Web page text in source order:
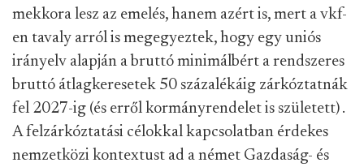
mekkora lesz az emelés, hanem azért is, mert a vkf-
en tavaly arról is megegyeztek, hogy egy uniós
irányelv alapján a bruttó minimálbért a rendszeres
bruttó átlagkeresetek 50 százalékáig zárkóztatnák
fel 2027-ig (és erről kormányrendelet is született) .
A felzárkóztatási célokkal kapcsolatban érdekes
nemzetközi kontextust ad a német Gazdaság- és